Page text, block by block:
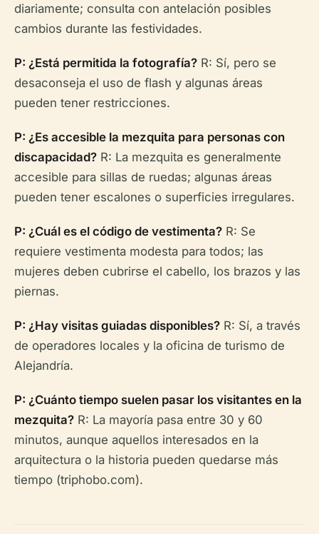
diariamente; consulta con antelación posibles
cambios durante las festividades.
P: ¿Está permitida la fotografía? R: Sí, pero se
desaconseja el uso de flash y algunas áreas
pueden tener restricciones.
P: ¿Es accesible la mezquita para personas con
discapacidad? R: La mezquita es generalmente
accesible para sillas de ruedas; algunas áreas
pueden tener escalones o superficies irregulares.
P: ¿Cuál es el código de vestimenta? R: Se
requiere vestimenta modesta para todos; las
mujeres deben cubrirse el cabello, los brazos y las
piernas.
P: ¿Hay visitas guiadas disponibles? R: Sí, a través
de operadores locales y la oficina de turismo de
Alejandría.
P: ¿Cuánto tiempo suelen pasar los visitantes en la
mezquita? R: La mayoría pasa entre 30 y 60
minutos, aunque aquellos interesados en la
arquitectura o la historia pueden quedarse más
tiempo (triphobo.com).